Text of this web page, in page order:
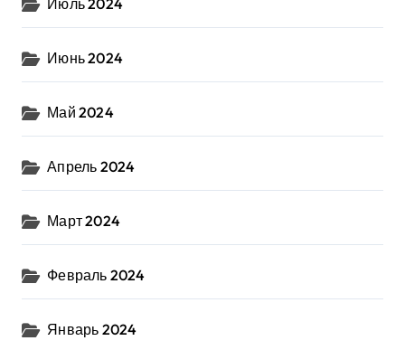
Июль 2024
Июнь 2024
Май 2024
Апрель 2024
Март 2024
Февраль 2024
Январь 2024